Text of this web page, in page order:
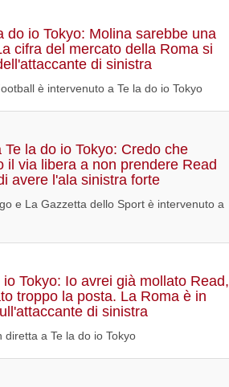
do io Tokyo: Molina sarebbe una
cifra del mercato della Roma si
di sinistra
è intervenuto a Te la do io Tokyo
la do io Tokyo: Credo che
il via libera a non prendere Read
avere l'ala sinistra forte
e La Gazzetta dello Sport è intervenuto a
Tokyo: Io avrei già mollato Read,
troppo la posta. La Roma è in
di sinistra
a Te la do io Tokyo